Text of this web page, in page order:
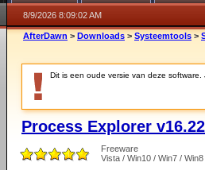
8/9/2026 8:09:02 AM
AfterDawn > Downloads > Systeemtools >
Dit is een oude versie van deze software.
Process Explorer v16.22
Freeware
Vista / Win10 / Win7 /